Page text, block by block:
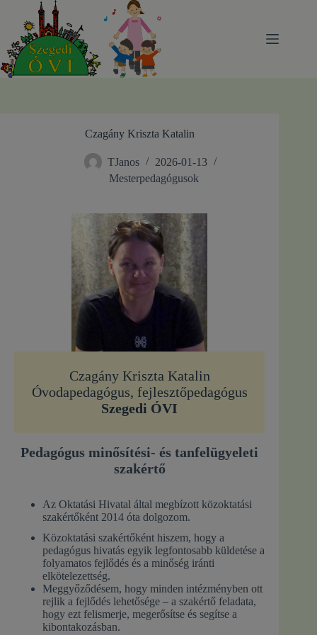
content
Czagány Kriszta Katalin
TJanos
2026-01-13
Mesterpedagógusok
Czagány Kriszta Katalin
Óvodapedagógus, fejlesztőpedagógus
Szegedi ÓVI
Pedagógus minősítési- és tanfelügyeleti
szakértő
Az Oktatási Hivatal által megbízott közoktatási
szakértőként 2014 óta dolgozom.
Közoktatási szakértőként hiszem, hogy a
pedagógus hivatás egyik legfontosabb küldetése a
folyamatos fejlődés és a minőség iránti
elkötelezettség.
Meggyőződésem, hogy minden intézményben ott
rejlik a fejlődés lehetősége – a szakértő feladata,
hogy ezt felismerje, megerősítse és segítse a
kibontakozásban.